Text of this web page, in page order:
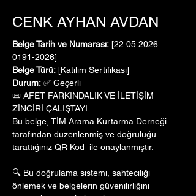
CENK AYHAN AVDAN
Belge Tarih ve Numarası: [22.05.2026
0191-2026]
Belge Türü: [Katılım Sertifikası]
Durum: ✅ Geçerli
📜 AFET FARKINDALIK VE İLETİŞİM
ZİNCİRİ ÇALIŞTAYI
Bu belge, TİM Arama Kurtarma Derneği
tarafından düzenlenmiş ve doğruluğu
tarattığınız QR Kod  ile onaylanmıştır.
🔍 Bu doğrulama sistemi, sahteciliği
önlemek ve belgelerin güvenilirliğini